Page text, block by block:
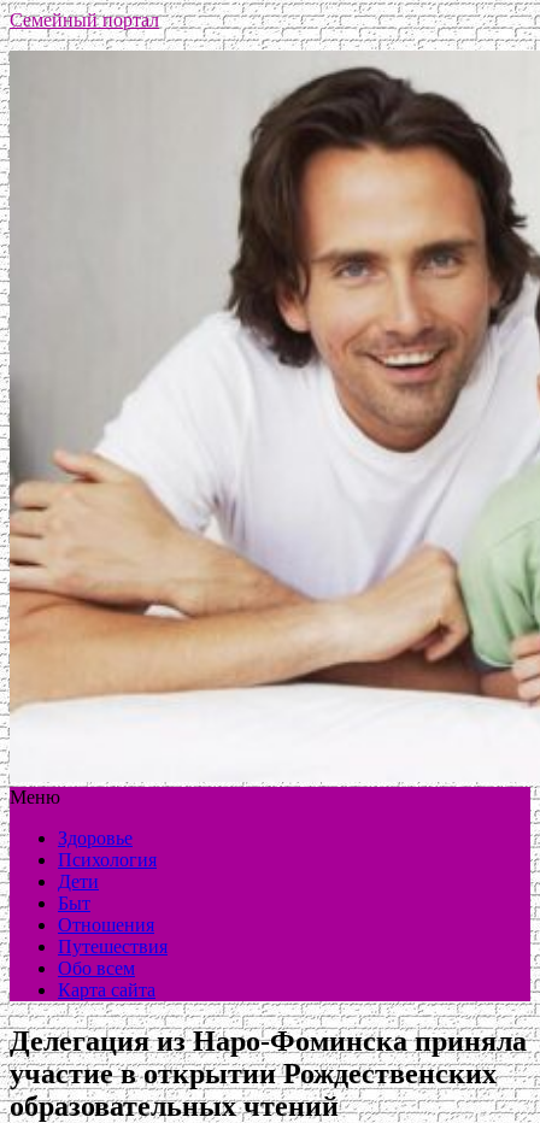
Семейный портал
Меню
Здоровье
Психология
Дети
Быт
Отношения
Путешествия
Обо всем
Карта сайта
Делегация из Наро-Фоминска приняла
участие в открытии Рождественских
образовательных чтений